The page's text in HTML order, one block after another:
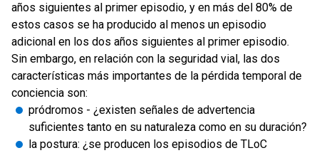
años siguientes al primer episodio, y en más del 80% de
estos casos se ha producido al menos un episodio
adicional en los dos años siguientes al primer episodio.
Sin embargo, en relación con la seguridad vial, las dos
características más importantes de la pérdida temporal de
conciencia son:
pródromos - ¿existen señales de advertencia
suficientes tanto en su naturaleza como en su duración?
la postura: ¿se producen los episodios de TLoC